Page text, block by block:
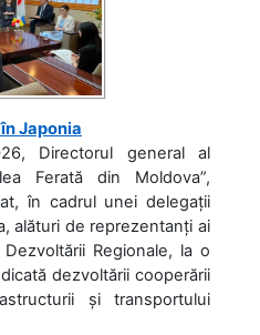
Japonia
Directorul general al
Ferată din Moldova”,
în cadrul unei delegații
alături de reprezentanți ai
Regionale, la o
dezvoltării cooperării
și transportului